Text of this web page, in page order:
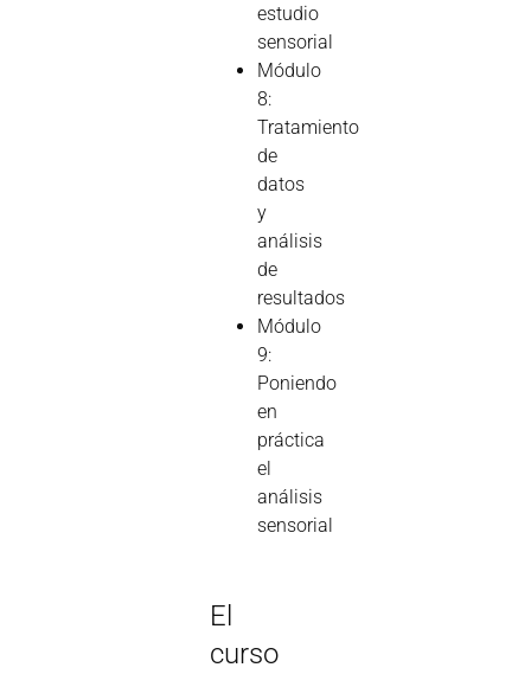
estudio
sensorial
Módulo
8:
Tratamiento
de
datos
y
análisis
de
resultados
Módulo
9:
Poniendo
en
práctica
el
análisis
sensorial
El
curso